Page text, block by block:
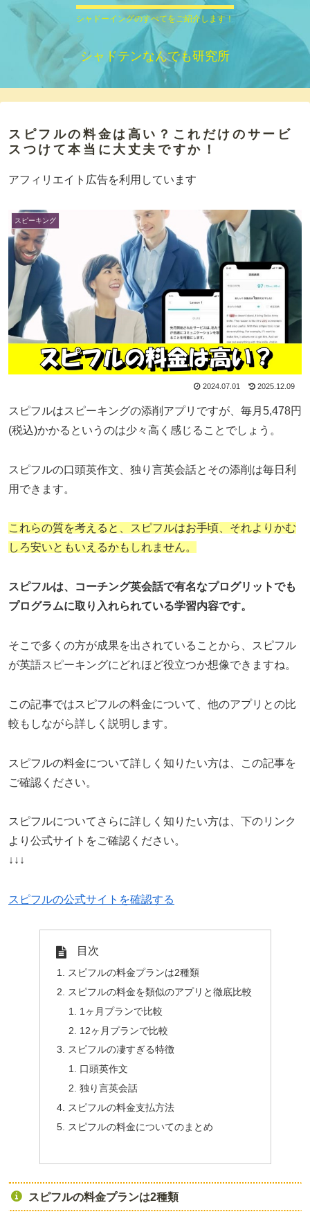
シャドーイングのすべてをご紹介します！
シャドテンなんでも研究所
スピフルの料金は高い？これだけのサービ
スつけて本当に大丈夫ですか！
アフィリエイト広告を利用しています
スピーキング
2024.07.01 2025.12.09
スピフルはスピーキングの添削アプリですが、毎月5,478円
(税込)かかるというのは少々高く感じることでしょう。
スピフルの口頭英作文、独り言英会話とその添削は毎日利
用できます。
これらの質を考えると、スピフルはお手頃、それよりかむ
しろ安いともいえるかもしれません。
スピフルは、コーチング英会話で有名なプログリットでも
プログラムに取り入れられている学習内容です。
そこで多くの方が成果を出されていることから、スピフル
が英語スピーキングにどれほど役立つか想像できますね。
この記事ではスピフルの料金について、他のアプリとの比
較もしながら詳しく説明します。
スピフルの料金について詳しく知りたい方は、この記事を
ご確認ください。
スピフルについてさらに詳しく知りたい方は、下のリンク
より公式サイトをご確認ください。
↓↓↓
スピフルの公式サイトを確認する
目次
スピフルの料金プランは2種類
スピフルの料金を類似のアプリと徹底比較
1ヶ月プランで比較
12ヶ月プランで比較
スピフルの凄すぎる特徴
口頭英作文
独り言英会話
スピフルの料金支払方法
スピフルの料金についてのまとめ
スピフルの料金プランは2種類